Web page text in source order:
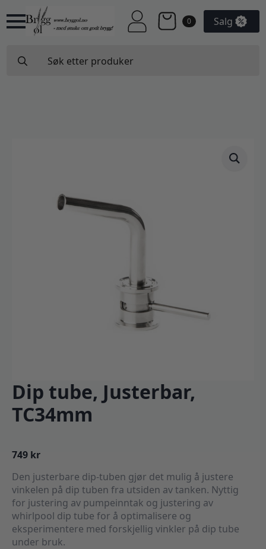
0 Salg
for:
Dip tube, Justerbar,
TC34mm
749 kr
Den justerbare dip-tuben gjør det mulig å justere
vinkelen på dip tuben fra utsiden av tanken. Nyttig
for justering av pumpeinntak og justering av
whirlpool dip tube for å optimalisere og
eksperimentere med forskjellig vinkler på dip tube
under bruk.